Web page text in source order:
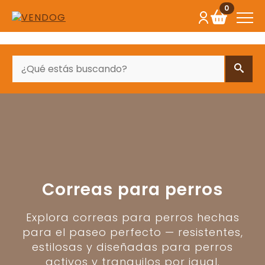
0
Correas para perros
Explora correas para perros hechas
para el paseo perfecto — resistentes,
estilosas y diseñadas para perros
activos y tranquilos por igual.